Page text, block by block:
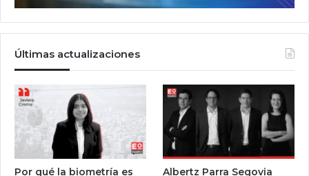
Últimas actualizaciones
Por qué la biometría es Albertz Parra Segovia